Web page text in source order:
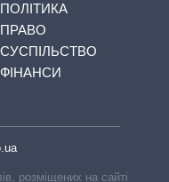
ПОЛІТИКА
ПРАВО
СУСПІЛЬСТВО
ФІНАНСИ
розміщених на сайті,